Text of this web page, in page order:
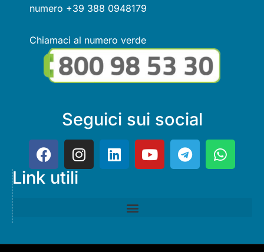
numero +39 388 0948179
Chiamaci al numero verde
Seguici sui social
Link utili